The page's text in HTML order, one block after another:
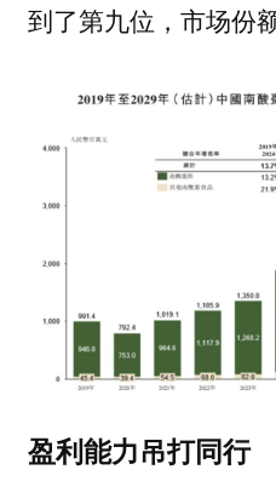
到了第九位，市场份
盈利能力吊打同行